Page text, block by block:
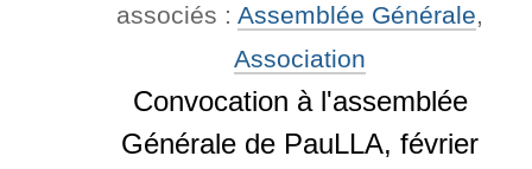
associés :Assemblée Générale,
Association
Convocation à l'assemblée
Générale de PauLLA, février